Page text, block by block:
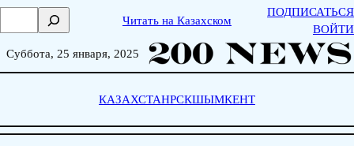
Skip
о
Читать на Казахском
ПОДПИСАТЬСЯ
ВОЙТИ
Суббота, 25 января, 2025
КАЗАХСТАНРСКШЫМКЕНТ